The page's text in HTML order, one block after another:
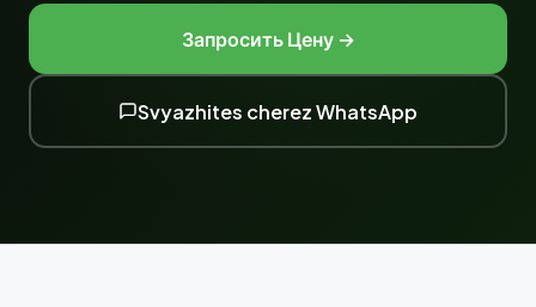
Запросить Цену →
Svyazhites cherez WhatsApp